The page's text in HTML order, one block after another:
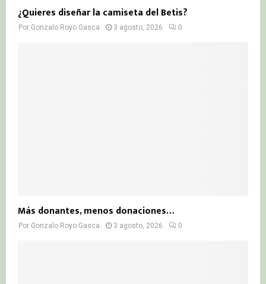
¿Quieres diseñar la camiseta del Betis?
Por Gonzalo Royo Gasca 3 agosto, 2026 0
Más donantes, menos donaciones…
Por Gonzalo Royo Gasca 3 agosto, 2026 0